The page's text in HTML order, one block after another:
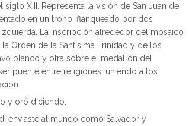
XIII. Representa la visión de San Juan de
en un trono, flanqueado por dos
La inscripción alrededor del mosaico
Orden de la Santísima Trinidad y de los
blanco y otra sobre el medallón del
puente entre religiones, uniendo a los
y oró diciendo:
enviaste al mundo como Salvador y